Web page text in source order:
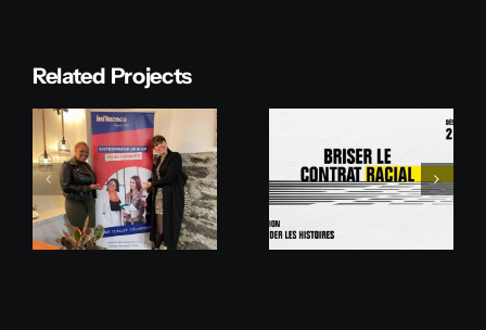
Related Projects
Briser Le
Contrat
Racial :
Redéfinir
Fondation